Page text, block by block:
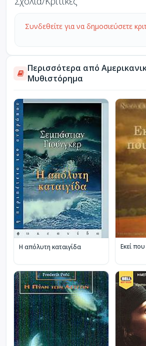
Συνδεθείτε για να δημοσιεύσετε
Περισσότερα από
Μυθιστόρημα
Η απόλυτη καταιγίδα Εκεί